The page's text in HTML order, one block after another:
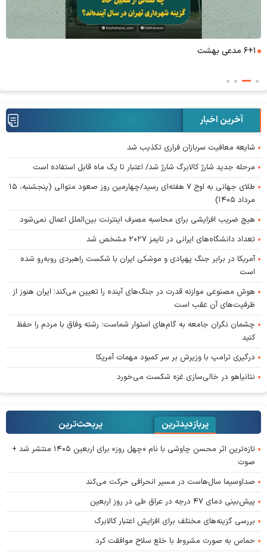
۶+۱ مدعی بهشت
آخرین اخبار
شایعه معافیت سربازان فراری تکذیب شد
مرحله جدید شارژ کالابرگ شارژ شد/ اعتبار تا یک ماه قابل استفاده است
طلای جهانی به اوج ۷ هفته‌ای رسید/چهارمین روز صعود متوالی (پنجشنبه، ۱۵
مرداد ۱۴۰۵)
هیچ ضریب افزایشی برای محاسبه مصرف اینترنت بین‌الملل اعمال نمی‌شود
تعداد دانشگاه‌های ایرانی در تایمز ۲۰۲۷ مشخص شد
آمریکا در برابر جنگ پهپادی و موشکی ایران با شکست راهبردی روبه‌رو شده
است
هوش مصنوعی موازنه قدرت در جنگ‌های آینده را تعیین می‌کند؛ ایران هنوز از
ظرفیت‌های آن عقب است
چشمان نگران جامعه به گام‌های استوار شماست؛ رشته وفاق با مردم را حفظ
کنید
درگیری ترامپ با وزیرش بر سر کمبود مهمات آمریکا
نتانیاهو در خالی‌سازی غزه شکست می‌خورد
پربازدیدترین پربحث‌ترین‌
تازه‌ترین اثر محسن چاوشی با نام «چهل روز» برای اربعین ۱۴۰۵ منتشر شد +
صوت
صداوسیما سال‌هاست در مسیر انحرافی حرکت می‌کند
پیش‌بینی دمای ۴۷ درجه در عراق طی در روز اربعین
بررسی گزینه‌های مختلف برای افزایش اعتبار کالابرگ
حماس به صورت مشروط با خلع سلاح موافقت کرد